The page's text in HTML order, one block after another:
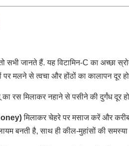
सभी जानते हैं. यह विटामिन-C का अच्छा
मलने से त्वचा और होंठों का कालापन दूर
का रस मिलाकर नहाने से पसीने की दुर्गंध दूर
मिलाकर चेहरे पर मसाज करें और
बनती है, साथ ही कील-मुहांसों की समस्या